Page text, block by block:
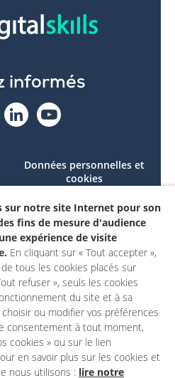
informés
Données personnelles et
cookies
conforme
Mentions légales
sur notre site Internet pour son
fins de mesure d'audience
expérience de visite
En cliquant sur « Tout accepter »,
tous les cookies placés sur
refuser », seuls les cookies
du site et à sa
ou modifier vos préférences
consentement à tout moment,
cookies » ou sur le lien
en savoir plus sur les cookies et
nous utilisons : lire notre